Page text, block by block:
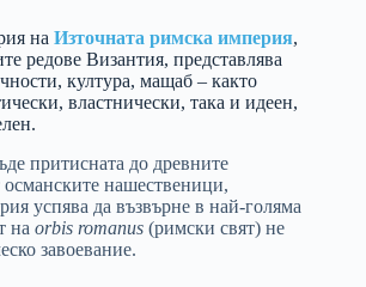
на Източната римска империя,
редове Византия, представлява
култура, мащаб – както
властнически, така и идеен,
притисната до древните
нашественици,
успява да възвърне в най-голяма
на orbis romanus (римски свят) не
завоевание.